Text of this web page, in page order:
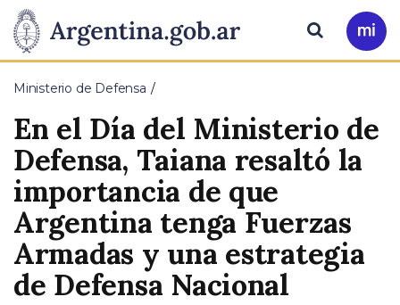
Presidencia
de
la
Nación
Pasar al contenido principal
Ir
a
Buscar
Ministerio de Defensa
En el Día del Ministerio de
Defensa, Taiana resaltó la
importancia de que
Argentina tenga Fuerzas
Armadas y una estrategia
de Defensa Nacional